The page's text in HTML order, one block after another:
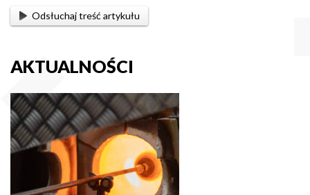
Odsłuchaj treść artykułu
AKTUALNOŚCI